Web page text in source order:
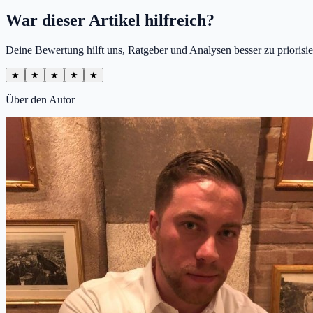
War dieser Artikel hilfreich?
Deine Bewertung hilft uns, Ratgeber und Analysen besser zu
★ ★ ★ ★ ★
Über den Autor